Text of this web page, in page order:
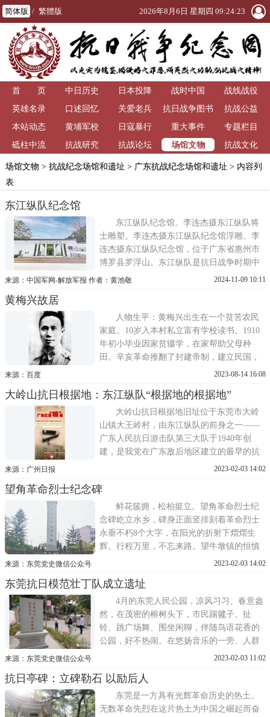
简体版 / 繁體版 2026年8月6日 星期四 09:24:24
首 页 中日历史 日本投降 战时中国
战线战役
英雄名录
口述回忆 关爱老兵
抗日战争图书
馆
抗战公益
本站动态
黄埔军校 日寇暴行 重大事件
专题栏目
砥柱中流
抗战研究 抗战论坛 场馆文物 抗战文化
场馆文物 > 抗战纪念场馆和遗址 > 广东抗战纪念场馆和遗址 > 内容列
表
东江纵队纪念馆
东江纵队纪念馆。李连杰摄东江纵队将
士雕塑。李连杰摄东江纵队纪念馆浮雕。李
连杰摄东江纵队纪念馆，位于广东省惠州市
博罗县罗浮山。东江纵队是抗日战争时期中
国共产党在广东省东江地区领导创建的一支
1938年10月，日军侵占东江下游各县。中共
香港海员工委书记曾生，在惠阳
来源：中国军网-解放军报 作者：黄池敬 2024-11-09 10:11
黄梅兴故居
人物生平：黄梅兴出生在一个贫苦农民
家庭。10岁入本村私立富有学校读书。1910
年初小毕业因家贫辍学，在家帮助父母种
田。辛亥革命推翻了封建帝制，建立民国，
全国各地废除私塾，纷纷兴办学校，学习风
继续学习。1917年秋，黄梅兴在邻乡大柘景
清高级小学毕业，并以优异成绩考入县立平
远中学初中部就读。但终因家贫
来源：百度 2023-08-14 16:08
大岭山抗日根据地：东江纵队“根据地的根据地”
大岭山抗日根据地旧址位于东莞市大岭
山镇大王岭村，由东江纵队的前身之一——
广东人民抗日游击队第三大队于1940年创
建，是我党在广东敌后地区建立的最早的抗
日根据地之一，被东江纵队司令员曾生称为
村至今仍保留着广东人民抗日游击队第三大
队大队部、会议室、大家团结报社、交通站
等文物旧址，可谓一砖一瓦
来源：广州日报 2023-02-03 14:02
望角革命烈士纪念碑
鲜花簇拥，松柏挺立。望角革命烈士纪
念碑屹立水乡，碑身正面竖排刻着革命烈士
永垂不朽8个大字，在阳光的折射下熠熠生
辉。行程万里，不忘来路。望牛墩镇的恒慎
陈公祠藏身居民区，古朴典雅。一方祠堂，
情奋斗，让我们沿着红色印记，倾听历史的
回响，感受革命精神代代相传的张力。点燃
东莞革命火炬进
来源：东莞党史微信公众号 2023-02-03 14:02
东莞抗日模范壮丁队成立遗址
4月的东莞人民公园，凉风习习、春意盎
然，在茂密的榕树头下，市民踢毽子、扯
铃、跳广场舞、围坐闲聊，伴随鸟语花香的
公园，好不热闹。在悠扬音乐的一旁、人群
的另一侧，安静肃穆地矗立着一块石碑——
庄重端正，碑前碑后的鲜红字体似乎在告诉
着路过的人们，是八十多年前抗日英雄们的
奋不顾身，才换来了今日
来源：东莞党史微信公众号 2023-02-03 11:02
抗日亭碑：立碑勒石 以励后人
东莞是一方具有光辉革命历史的热土。
无数革命先烈在这片热土为中国之崛起而奋